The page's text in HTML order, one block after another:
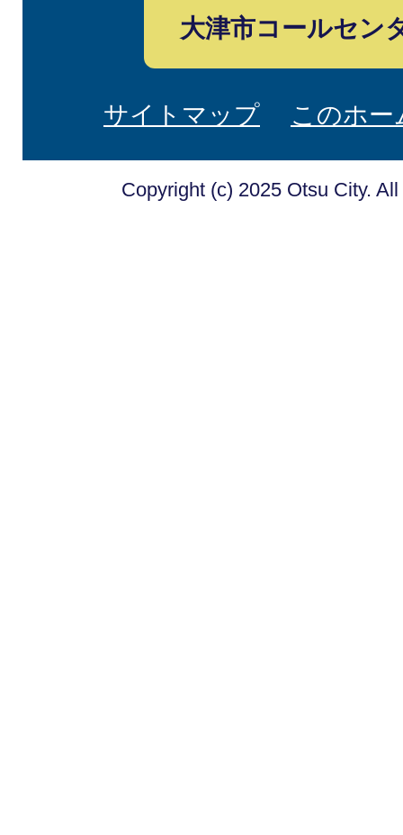
大津市コールセン
サイトマップ このホ
Copyright (c) 2025 Otsu City.